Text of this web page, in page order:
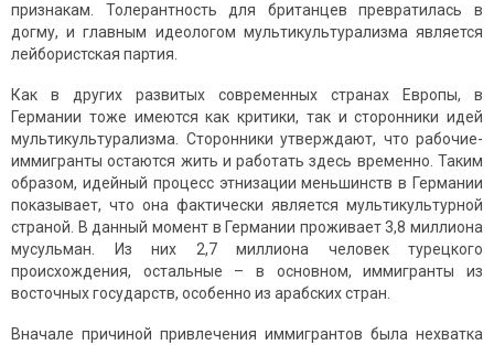
признакам. Толерантность для британцев превратилась в
догму, и главным идеологом мультикультурализма является
лейбористская партия.
Как в других развитых современных странах Европы, в
Германии тоже имеются как критики, так и сторонники идей
мультикультурализма. Сторонники утверждают, что рабочие-
иммигранты остаются жить и работать здесь временно. Таким
образом, идейный процесс этнизации меньшинств в Германии
показывает, что она фактически является мультикультурной
страной. В данный момент в Германии проживает 3,8 миллиона
мусульман. Из них 2,7 миллиона человек турецкого
происхождения, остальные – в основном, иммигранты из
восточных государств, особенно из арабских стран.
Вначале причиной привлечения иммигрантов была нехватка